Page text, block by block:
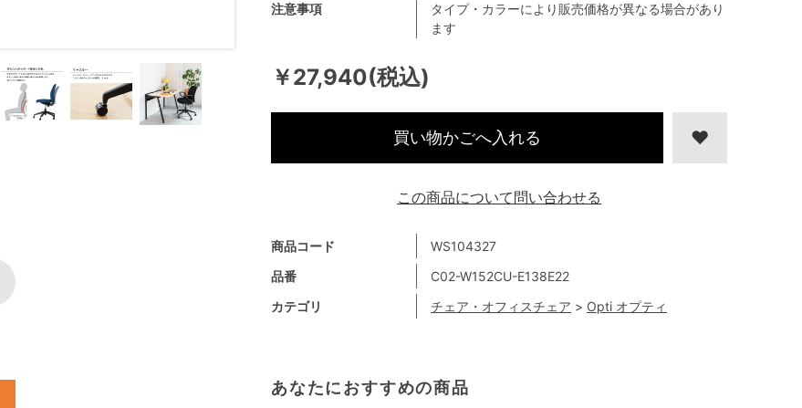
￥27,940(税込)
商品コード
WS104327
品番
C02-W152CU-E138E22
カテゴリ
チェア・オフィスチェア > Opti オプティ
注意事項
タイプ・カラーにより販売価格が異なる場合があり
ます
買い物かごへ入れる
あなたにおすすめの商品
この商品について問い合わせる